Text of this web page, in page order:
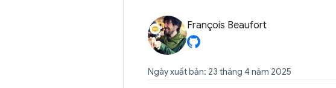
François Beaufort
Ngày xuất bản: 23 tháng 4 năm 2025